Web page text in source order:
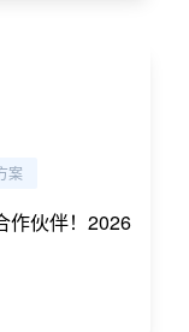
案
作伙伴！2026